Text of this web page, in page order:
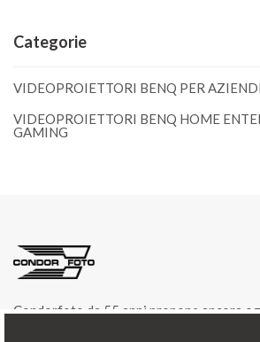
Categorie
VIDEOPROIETTORI BENQ PER
VIDEOPROIETTORI BENQ HOME
GAMING
Condorfoto da 55 anni propone ancora
vitalità, una gamma di prodotti e di